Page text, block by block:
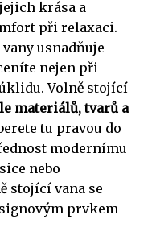
krása a
při relaxaci.
usnadňuje
nejen při
Volně stojící
materiálů, tvarů a
tu pravou do
modernímu
nebo
stojící vana se
prvkem